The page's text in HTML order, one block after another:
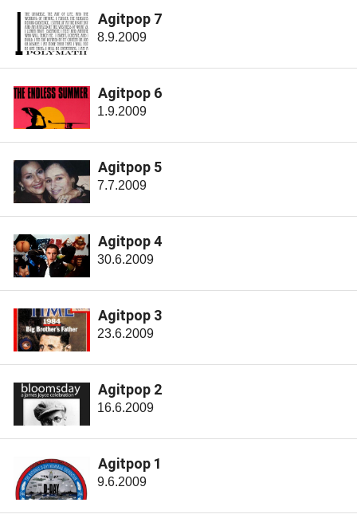
Agitpop 7
8.9.2009
Agitpop 6
1.9.2009
Agitpop 5
7.7.2009
Agitpop 4
30.6.2009
Agitpop 3
23.6.2009
Agitpop 2
16.6.2009
Agitpop 1
9.6.2009